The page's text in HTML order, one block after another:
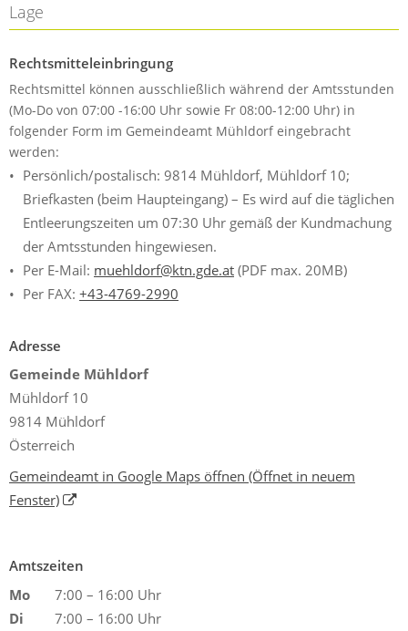
Lage
Rechtsmitteleinbringung
Rechtsmittel können ausschließlich während der Amtsstunden
(Mo-Do von 07:00 -16:00 Uhr sowie Fr 08:00-12:00 Uhr) in
folgender Form im Gemeindeamt Mühldorf eingebracht
werden:
Persönlich/postalisch: 9814 Mühldorf, Mühldorf 10;
Briefkasten (beim Haupteingang) – Es wird auf die täglichen
Entleerungszeiten um 07:30 Uhr gemäß der Kundmachung
der Amtsstunden hingewiesen.
Per E-Mail: muehldorf@ktn.gde.at (PDF max. 20MB)
Per FAX: +43-4769-2990
Adresse
Gemeinde Mühldorf
Mühldorf 10
9814 Mühldorf
Österreich
Gemeindeamt in Google Maps öffnen (Öffnet in neuem
Fenster)
Amtszeiten
Mo
7:00 – 16:00 Uhr
Di
7:00 – 16:00 Uhr